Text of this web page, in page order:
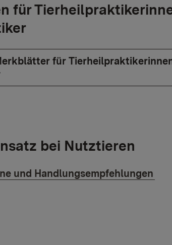
für
für
bei Nutztieren
und Handlungsempfehlungen